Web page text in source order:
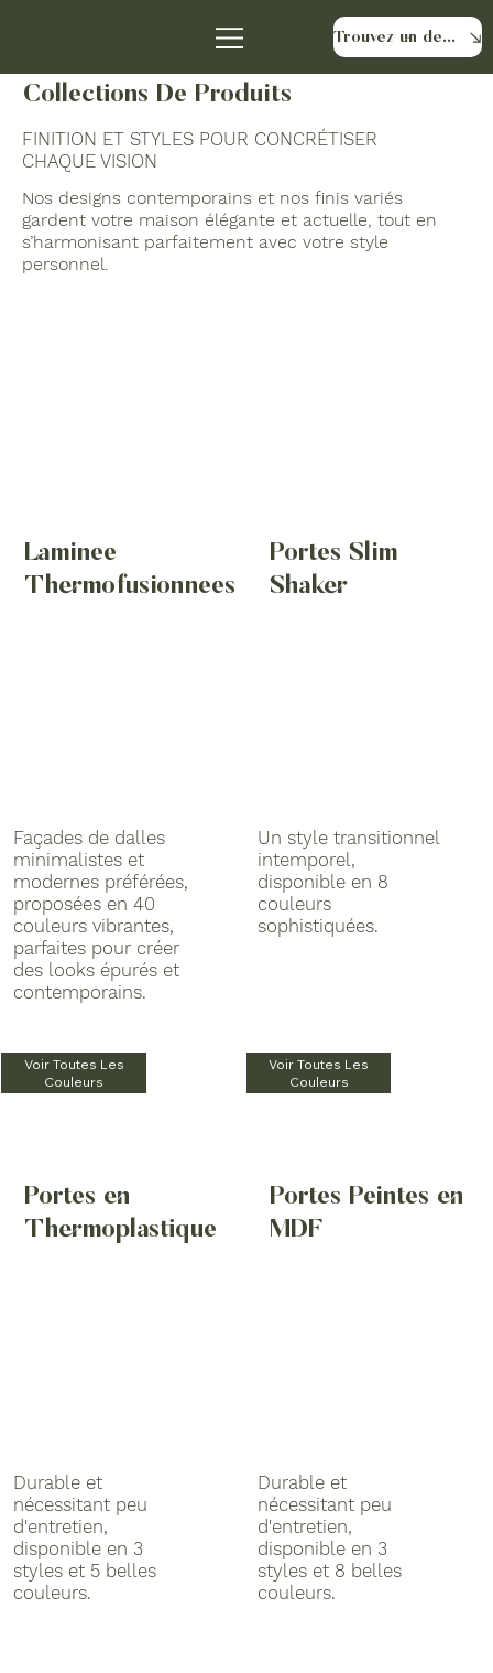
Trouvez un détaillant
Collections De Produits
FINITION ET STYLES POUR CONCRÉTISER
CHAQUE VISION
Nos designs contemporains et nos finis variés
gardent votre maison élégante et actuelle, tout en
s’harmonisant parfaitement avec votre style
personnel.
Laminée
Thermofusionnées
Façades de dalles
minimalistes et
modernes préférées,
proposées en 40
couleurs vibrantes,
parfaites pour créer
des looks épurés et
contemporains.
Voir Toutes Les
Couleurs
Portes Slim
Shaker
Un style transitionnel
intemporel,
disponible en 8
couleurs
sophistiquées.
Voir Toutes Les
Couleurs
Portes en
Thermoplastique
Durable et
nécessitant peu
d'entretien,
disponible en 3
styles et 5 belles
couleurs.
Portes Peintes en
MDF
Durable et
nécessitant peu
d'entretien,
disponible en 3
styles et 8 belles
couleurs.